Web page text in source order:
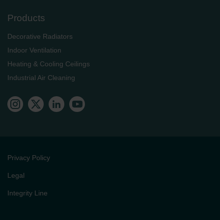
Products
Decorative Radiators
Indoor Ventilation
Heating & Cooling Ceilings
Industrial Air Cleaning
Privacy Policy
Legal
Integrity Line